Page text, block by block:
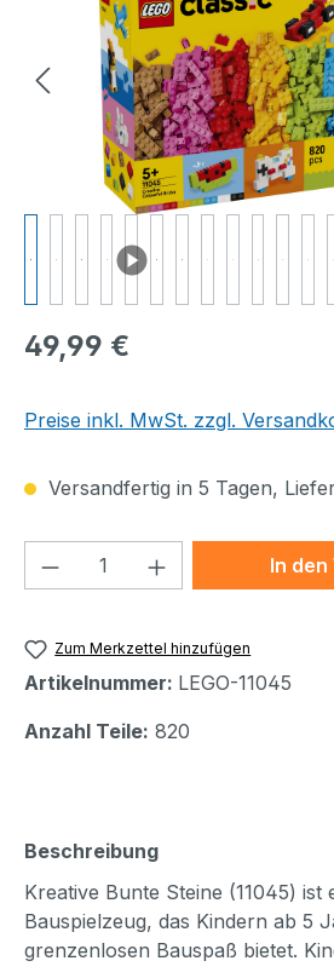
Regulärer Preis:
49,99 €
Preise inkl. MwSt. zzgl.
Versandfertig in 5 Tagen,
Produkt Anzahl: Gib
In
Zum Merkzettel hinzufügen
Artikelnummer: LEGO-11045
Anzahl Teile: 820
Beschreibung
Kreative Bunte Steine (11045)
Bauspielzeug, das Kindern ab 5
grenzenlosen Bauspaß bietet.